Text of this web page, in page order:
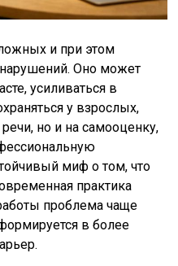
и при этом
Оно может
усиливаться в
у взрослых,
но и на самооценку,
миф о том, что
практика
проблема чаще
в более